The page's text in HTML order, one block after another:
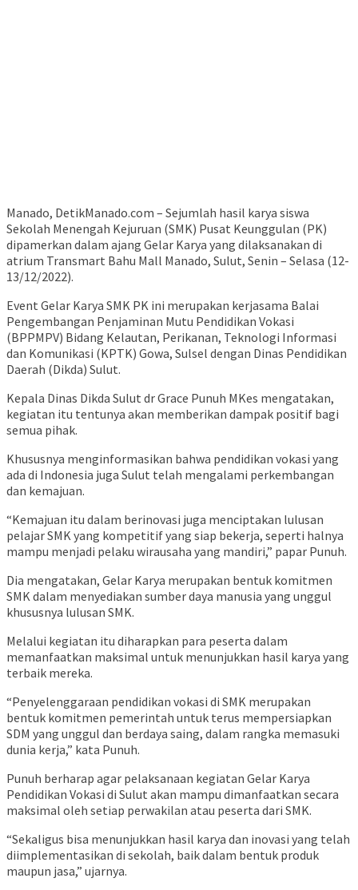
Manado, DetikManado.com – Sejumlah hasil karya siswa
Sekolah Menengah Kejuruan (SMK) Pusat Keunggulan (PK)
dipamerkan dalam ajang Gelar Karya yang dilaksanakan di
atrium Transmart Bahu Mall Manado, Sulut, Senin – Selasa (12-
13/12/2022).
Event Gelar Karya SMK PK ini merupakan kerjasama Balai
Pengembangan Penjaminan Mutu Pendidikan Vokasi
(BPPMPV) Bidang Kelautan, Perikanan, Teknologi Informasi
dan Komunikasi (KPTK) Gowa, Sulsel dengan Dinas Pendidikan
Daerah (Dikda) Sulut.
Kepala Dinas Dikda Sulut dr Grace Punuh MKes mengatakan,
kegiatan itu tentunya akan memberikan dampak positif bagi
semua pihak.
Khususnya menginformasikan bahwa pendidikan vokasi yang
ada di Indonesia juga Sulut telah mengalami perkembangan
dan kemajuan.
“Kemajuan itu dalam berinovasi juga menciptakan lulusan
pelajar SMK yang kompetitif yang siap bekerja, seperti halnya
mampu menjadi pelaku wirausaha yang mandiri,” papar Punuh.
Dia mengatakan, Gelar Karya merupakan bentuk komitmen
SMK dalam menyediakan sumber daya manusia yang unggul
khususnya lulusan SMK.
Melalui kegiatan itu diharapkan para peserta dalam
memanfaatkan maksimal untuk menunjukkan hasil karya yang
terbaik mereka.
“Penyelenggaraan pendidikan vokasi di SMK merupakan
bentuk komitmen pemerintah untuk terus mempersiapkan
SDM yang unggul dan berdaya saing, dalam rangka memasuki
dunia kerja,” kata Punuh.
Punuh berharap agar pelaksanaan kegiatan Gelar Karya
Pendidikan Vokasi di Sulut akan mampu dimanfaatkan secara
maksimal oleh setiap perwakilan atau peserta dari SMK.
“Sekaligus bisa menunjukkan hasil karya dan inovasi yang telah
diimplementasikan di sekolah, baik dalam bentuk produk
maupun jasa,” ujarnya.